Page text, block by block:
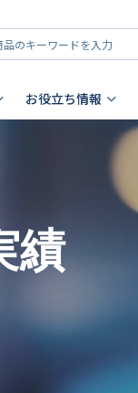
- AirPods
- PlayStation
- NintendoSwitch
お役立ち情報
績